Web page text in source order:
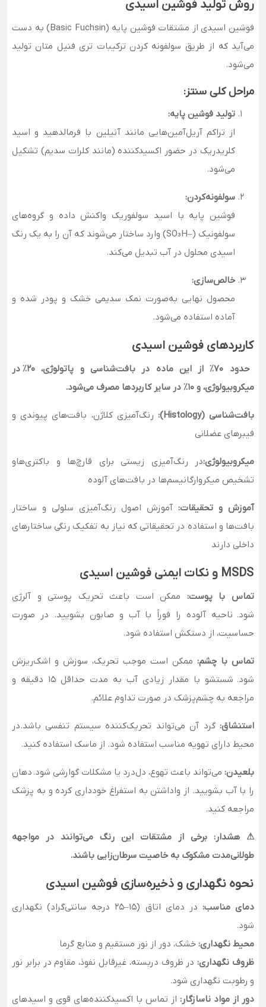
روش تولید فوشین اسیدی
فوشین اسیدی از مشتقات فوشین پایه (Basic Fuchsin) به دست
می‌آید که از طریق سولفونه کردن ترکیبات تری فنیل متان تولید
می‌شود.
مراحل کلی سنتز:
تولید فوشین پایه:
از تراکم آریل‌آمین‌هایی مانند آنیلین با فرمالدهید و اسید
کلریدریک در حضور اکسیدکننده (مانند کلرات سدیم) تشکیل
می‌شود.
سولفونه‌کردن:
فوشین پایه با اسید سولفوریک واکنش داده و گروه‌های
سولفونیک (–SO₃H) وارد ساختار می‌شوند که آن را به یک رنگ
اسیدی محلول در آب تبدیل می‌کند.
خالص‌سازی:
محصول نهایی به‌صورت نمک سدیمی خشک و پودر شده و
آماده استفاده می‌شود.
کاربردهای فوشین اسیدی
حدود 70٪ از این ماده در بافت‌شناسی و پاتولوژی، 20٪ در
میکروبیولوژی، و 10٪ در سایر کاربردها مصرف می‌شود.
بافت‌شناسی (Histology):
رنگ‌آمیزی کلاژن، بافت‌های پیوندی و
فیبرهای عضلانی
میکروبیولوژی:در رنگ‌آمیزی زیستی برای قارچ‌ها و باکتری‌هاو
تشخیص میکروارگانیسم‌ها در بافت‌های آلوده
آموزش و تحقیقات: آموزش اصول رنگ‌آمیزی سلولی و ساختار
بافت‌ها و استفاده در تحقیقاتی که نیاز به تفکیک رنگی ساختارهای
داخلی دارند
تماس با پوست: ممکن است باعث تحریک پوستی و آلرژی
شود. ناحیه آلوده را فوراً با آب و صابون بشویید. در صورت
حساسیت، از دستکش استفاده شود.
تماس با چشم: ممکن است موجب تحریک، سوزش و اشک‌ریزش
شود. شستشو با مقدار زیادی آب به مدت حداقل ۱۵ دقیقه و
مراجعه به چشم‌پزشک در صورت تداوم علائم.
استنشاق: گرد آن می‌تواند تحریک‌کننده سیستم تنفسی باشد.در
محیط دارای تهویه مناسب استفاده شود. از ماسک استفاده کنید.
بلعیدن: می‌تواند باعث تهوع، دل‌درد یا مشکلات گوارشی شود. دهان
را با آب بشویید. از واداشتن به استفراغ خودداری کرده و به پزشک
مراجعه کنید.
⚠ هشدار: برخی از مشتقات این رنگ می‌توانند در مواجهه
طولانی‌مدت مشکوک به خاصیت سرطان‌زایی باشند.
نحوه نگهداری و ذخیره‌سازی فوشین اسیدی
دمای مناسب:
در دمای اتاق (15–25 درجه سانتی‌گراد) نگهداری
شود.
محیط نگهداری: خشک، دور از نور مستقیم و منابع گرما
ظروف نگهداری:در ظروف دربسته، غیرقابل نفوذ، مقاوم در برابر نور
و رطوبت نگهداری شود.
دور از مواد ناسازگار: از تماس با اکسیدکننده‌های قوی و اسیدهای